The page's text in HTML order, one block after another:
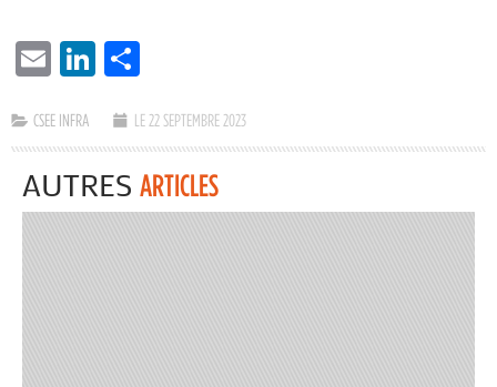
EMAIL LINKEDIN
CSEE INFRA LE 22 SEPTEMBRE 2023
AUTRES ARTICLES